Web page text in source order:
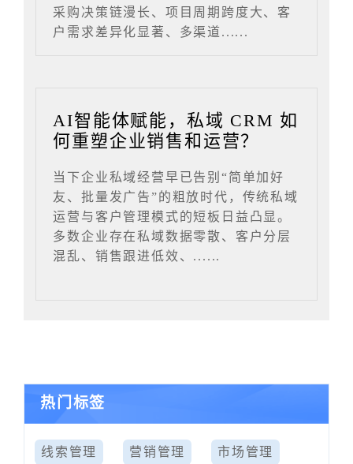
采购决策链漫长、项目周期跨度大、客
户需求差异化显著、多渠道......
AI智能体赋能，私域 CRM 如
何重塑企业销售和运营？
当下企业私域经营早已告别“简单加好
友、批量发广告”的粗放时代，传统私域
运营与客户管理模式的短板日益凸显。
多数企业存在私域数据零散、客户分层
混乱、销售跟进低效、......
热门标签
线索管理 营销管理 市场管理